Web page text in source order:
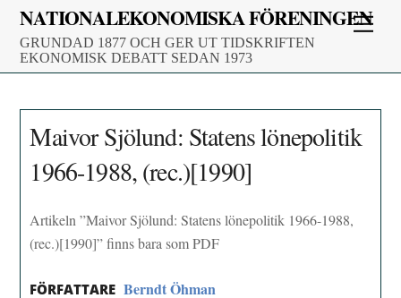
Skip
content
NATIONALEKONOMISKA FÖRENINGEN
GRUNDAD 1877 OCH GER UT TIDSKRIFTEN
EKONOMISK DEBATT SEDAN 1973
Maivor Sjölund: Statens lönepolitik
1966-1988, (rec.)[1990]
Artikeln ”Maivor Sjölund: Statens lönepolitik 1966-1988,
(rec.)[1990]” finns bara som PDF
FÖRFATTARE Berndt Öhman